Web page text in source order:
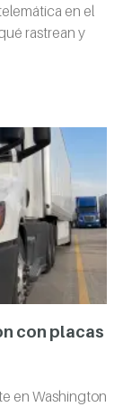
en el
rastrean y
con placas
en Washington